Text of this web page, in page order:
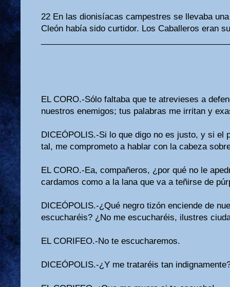
22 En las dionisíacas campestres se llevaba
Cleón había sido curtidor. Los Caballeros eran
EL CORO.-Sólo faltaba que te atrevieses a
nuestros enemigos; tus palabras me irritan y
DICEÓPOLIS.-Si lo que digo no es justo, y si el
tal, me comprometo a hablar con la cabeza
EL CORO.-Ea, compañeros, ¿por qué no le
cardamos como a la lana que va a teñirse de
DICEÓPOLIS.-¿Qué negro tizón enciende de
escucharéis? ¿No me escucharéis, ilustres
EL CORIFEO.-No te escucharemos.
DICEÓPOLIS.-¿Y me trataréis tan